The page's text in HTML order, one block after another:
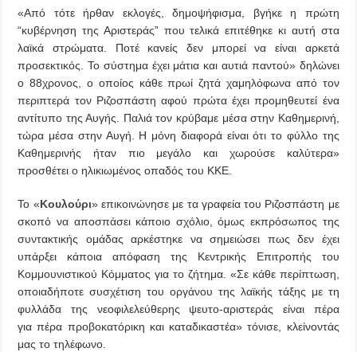
«Από τότε ήρθαν εκλογές, δημοψήφισμα, βγήκε η πρώτη
“κυβέρνηση της Αριστεράς” που τελικά επιτέθηκε κι αυτή στα
λαϊκά στρώματα. Ποτέ κανείς δεν μπορεί να είναι αρκετά
προσεκτικός. Το σύστημα έχει μάτια και αυτιά παντού» δηλώνει
ο 88χρονος, ο οποίος κάθε πρωί ζητά χαμηλόφωνα από τον
περιπτερά τον Ριζοσπάστη αφού πρώτα έχει προμηθευτεί ένα
αντίτυπο της Αυγής. Παλιά τον κρύβαμε μέσα στην Καθημερινή,
τώρα μέσα στην Αυγή. Η μόνη διαφορά είναι ότι το φύλλο της
Καθημερινής ήταν πιο μεγάλο και χωρούσε καλύτερα»
προσθέτει ο ηλικιωμένος οπαδός του ΚΚΕ.
Το «Κουλούρι» επικοινώνησε με τα γραφεία του Ριζοσπάστη με
σκοπό να αποσπάσει κάποιο σχόλιο, όμως εκπρόσωπος της
συντακτικής ομάδας αρκέστηκε να σημειώσει πως δεν έχει
υπάρξει κάποια απόφαση της Κεντρικής Επιτροπής του
Κομμουνιστικού Κόμματος για το ζήτημα. «Σε κάθε περίπτωση,
οποιαδήποτε συσχέτιση του οργάνου της λαϊκής τάξης με τη
φυλλάδα της νεοφιλελεύθερης ψευτο-αριστεράς είναι πέρα
για πέρα προβοκατόρικη και καταδικαστέα» τόνισε, κλείνοντάς
μας το τηλέφωνο.